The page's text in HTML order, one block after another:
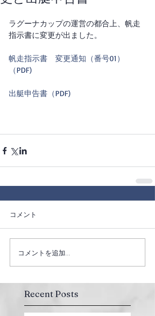
ラグーナカップの運営の都合上、帆走
指示書に変更が出ました。
帆走指示書　変更通知（番号01）
（PDF)
出艇申告書（PDF)
コメント
コメントを追加…
Recent Posts